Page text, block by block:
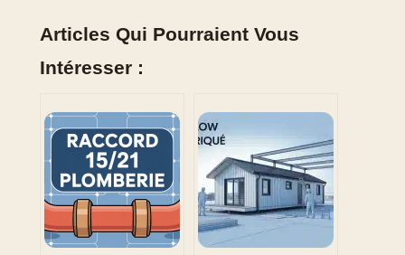
Articles Qui Pourraient Vous
Intéresser :